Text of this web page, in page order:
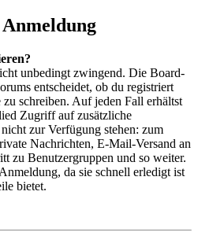
unbedingt zwingend. Die Board-
entscheidet, ob du registriert
zu schreiben. Auf jeden Fall erhältst
Zugriff auf zusätzliche
zur Verfügung stehen: zum
Nachrichten, E-Mail-Versand an
zu Benutzergruppen und so weiter.
da sie schnell erledigt ist
bietet.